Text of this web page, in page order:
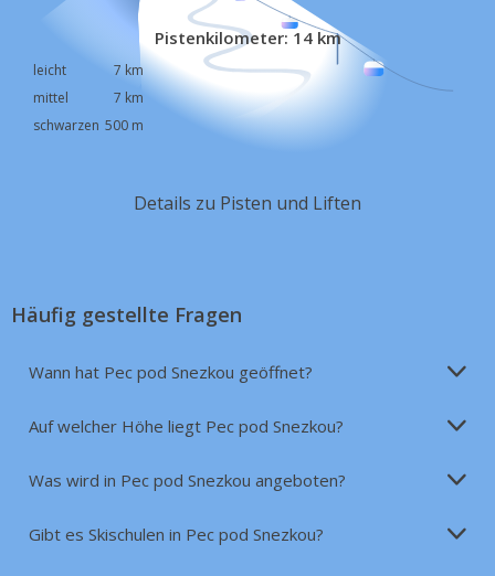
Pistenkilometer: 14 km
leicht
7 km
mittel
7 km
schwarzen 500 m
Details zu Pisten und Liften
Häufig gestellte Fragen
Wann hat Pec pod Snezkou geöffnet?
Auf welcher Höhe liegt Pec pod Snezkou?
Was wird in Pec pod Snezkou angeboten?
Gibt es Skischulen in Pec pod Snezkou?